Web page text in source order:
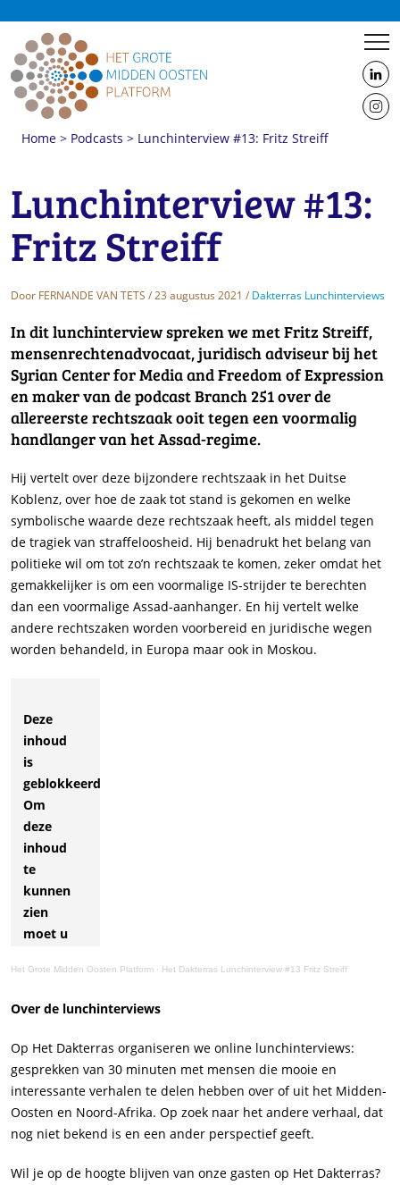
us
on
us
Home > Podcasts > Lunchinterview #13: Fritz Streiff
Lunchinterview #13:
Fritz Streiff
Door FERNANDE VAN TETS / 23 augustus 2021 / Dakterras Lunchinterviews
In dit lunchinterview spreken we met Fritz Streiff,
mensenrechtenadvocaat, juridisch adviseur bij het
Syrian Center for Media and Freedom of Expression
en maker van de podcast Branch 251 over de
allereerste rechtszaak ooit tegen een voormalig
handlanger van het Assad-regime.
Hij vertelt over deze bijzondere rechtszaak in het Duitse
Koblenz, over hoe de zaak tot stand is gekomen en welke
symbolische waarde deze rechtszaak heeft, als middel tegen
de tragiek van straffeloosheid. Hij benadrukt het belang van
politieke wil om tot zo’n rechtszaak te komen, zeker omdat het
gemakkelijker is om een voormalige IS-strijder te berechten
dan een voormalige Assad-aanhanger. En hij vertelt welke
andere rechtszaken worden voorbereid en juridische wegen
worden behandeld, in Europa maar ook in Moskou.
Deze
inhoud
is
geblokkeerd.
Om
deze
inhoud
te
kunnen
zien
moet u
plaatsen
benodigde
cookies
accepteren.
klik om
accepteren
Het Grote Midden Oosten Platform · Het Dakterras Lunchinterview #13 Fritz Streiff
Over de lunchinterviews
Op Het Dakterras organiseren we online lunchinterviews:
gesprekken van 30 minuten met mensen die mooie en
interessante verhalen te delen hebben over of uit het Midden-
Oosten en Noord-Afrika. Op zoek naar het andere verhaal, dat
nog niet bekend is en een ander perspectief geeft.
Wil je op de hoogte blijven van onze gasten op Het Dakterras?